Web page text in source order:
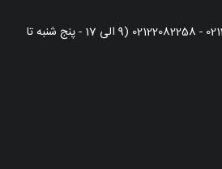
02122083926 - 02122085386 - 02122082258 (9 الی 17 - پنج شنبه تا